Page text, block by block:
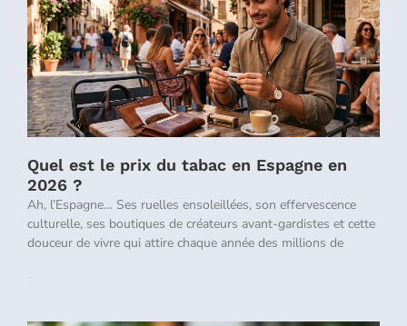
Quel est le prix du tabac en Espagne en
2026 ?
Ah, l’Espagne… Ses ruelles ensoleillées, son effervescence
culturelle, ses boutiques de créateurs avant-gardistes et cette
douceur de vivre qui attire chaque année des millions de